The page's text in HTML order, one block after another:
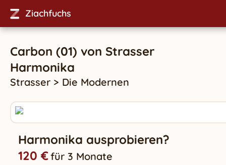
Ziachfuchs
Carbon (01) von Strasser
Harmonika
Strasser > Die Modernen
Harmonika ausprobieren?
120 €für 3 Monate